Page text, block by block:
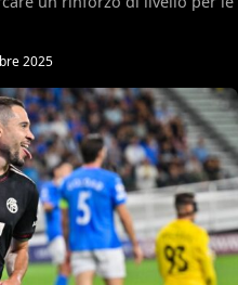
2025